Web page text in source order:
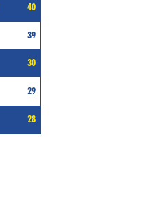
40
39
30
29
28